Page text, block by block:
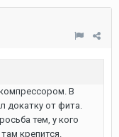
В
докатку от фита.
тем, у кого
крепится.